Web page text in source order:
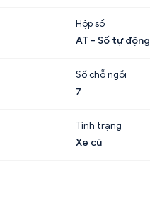
Hộp số
AT - Số tự động
Số chỗ ngồi
7
Tình trạng
Xe cũ